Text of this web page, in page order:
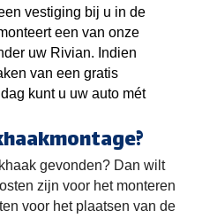
vestiging bij u in de
een van onze
uw Rivian. Indien
van een gratis
kunt u uw auto mét
gevonden? Dan wilt
zijn voor het monteren
voor het plaatsen van de